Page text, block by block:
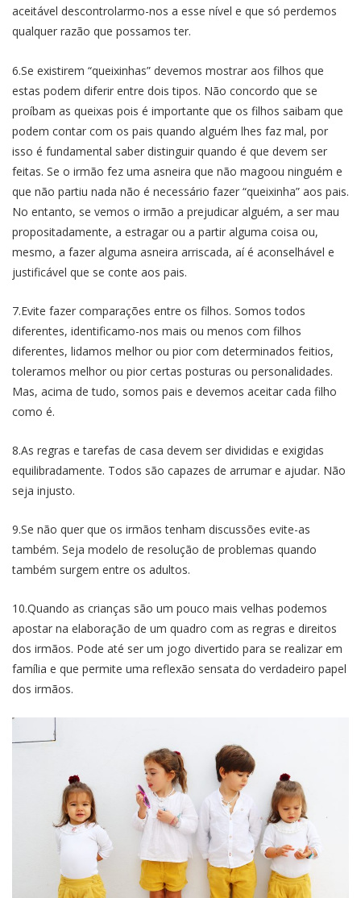
aceitável descontrolarmo-nos a esse nível e que só perdemos
qualquer razão que possamos ter.
6.Se existirem “queixinhas” devemos mostrar aos filhos que
estas podem diferir entre dois tipos. Não concordo que se
proíbam as queixas pois é importante que os filhos saibam que
podem contar com os pais quando alguém lhes faz mal, por
isso é fundamental saber distinguir quando é que devem ser
feitas. Se o irmão fez uma asneira que não magoou ninguém e
que não partiu nada não é necessário fazer “queixinha” aos pais.
No entanto, se vemos o irmão a prejudicar alguém, a ser mau
propositadamente, a estragar ou a partir alguma coisa ou,
mesmo, a fazer alguma asneira arriscada, aí é aconselhável e
justificável que se conte aos pais.
7.Evite fazer comparações entre os filhos. Somos todos
diferentes, identificamo-nos mais ou menos com filhos
diferentes, lidamos melhor ou pior com determinados feitios,
toleramos melhor ou pior certas posturas ou personalidades.
Mas, acima de tudo, somos pais e devemos aceitar cada filho
como é.
8.As regras e tarefas de casa devem ser divididas e exigidas
equilibradamente. Todos são capazes de arrumar e ajudar. Não
seja injusto.
9.Se não quer que os irmãos tenham discussões evite-as
também. Seja modelo de resolução de problemas quando
também surgem entre os adultos.
10.Quando as crianças são um pouco mais velhas podemos
apostar na elaboração de um quadro com as regras e direitos
dos irmãos. Pode até ser um jogo divertido para se realizar em
família e que permite uma reflexão sensata do verdadeiro papel
dos irmãos.